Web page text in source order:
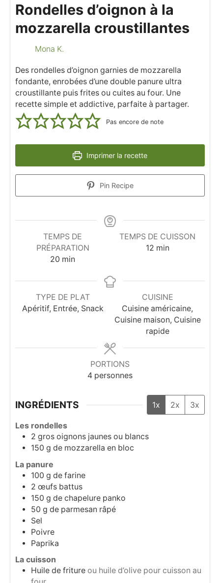
Rondelles d’oignon à la
mozzarella croustillantes
Mona K.
Des rondelles d’oignon garnies de mozzarella
fondante, enrobées d’une double panure ultra
croustillante puis frites ou cuites au four. Une
recette simple et addictive, parfaite à partager.
Pas encore de note
Imprimer la recette
Pin Recipe
TEMPS DE
PRÉPARATION
20 minutes
min
TEMPS DE CUISSON
12minutes
min
TYPE DE PLAT
Apéritif, Entrée, Snack
CUISINE
Cuisine américaine,
Cuisine maison, Cuisine
rapide
PORTIONS
4 personnes
INGRÉDIENTS 1x 2x 3x
Les rondelles
2 gros oignons jaunes ou blancs
150 g de mozzarella en bloc
La panure
100 g de farine
2 œufs battus
150 g de chapelure panko
50 g de parmesan râpé
Sel
Poivre
Paprika
La cuisson
Huile de friture ou huile d’olive pour cuisson au